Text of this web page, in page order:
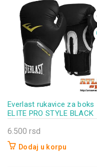
Everlast rukavice za boks
ELITE PRO STYLE BLACK
6.500 rsd
Dodaj u korpu